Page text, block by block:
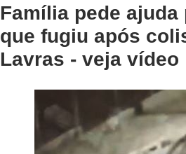
Família pede
que fugiu após
Lavras - veja vídeo